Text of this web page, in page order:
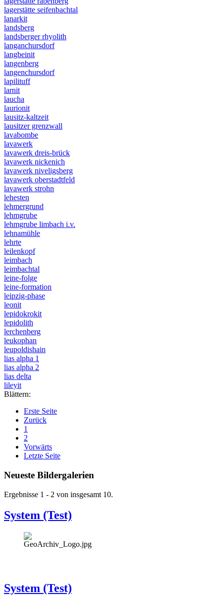
lagerstätte seifenbachtal
lanarkit
landsberg
landsberger rhyolith
langanchursdorf
langbeinit
langenberg
langenchursdorf
lapilituff
larnit
laucha
laurionit
lausitz-kaltzeit
lausitzer grenzwall
lavabombe
lavawerk
lavawerk dreis-brück
lavawerk nickenich
lavawerk niveligsberg
lavawerk oberstadtfeld
lavawerk strohn
lehesten
lehmergrund
lehmgrube
lehmgrube limbach i.v.
lehnamühle
lehrte
leilenkopf
leimbach
leimbachtal
leine-folge
leine-formation
leipzig-phase
leonit
lepidokrokit
lepidolith
lerchenberg
leukophan
leupoldishain
lias alpha 1
lias alpha 2
lias delta
lileyit
Blättern:
Erste Seite
Zurück
1
2
Vorwärts
Letzte Seite
Neueste Bildergalerien
Ergebnisse 1 - 2 von insgesamt 10.
System (Test)
System (Test)